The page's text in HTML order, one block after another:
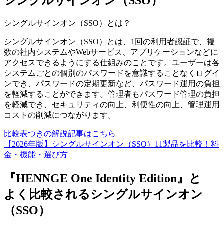
シングルサインオン（SSO） とは？
シングルサインオン（SSO）とは、1回の利用者認証で、複
数の社内システムやWebサービス、アプリケーションなどに
アクセスできるようにする仕組みのことです。ユーザーは各
システムごとの個別のパスワードを意識することなくログイ
ンでき、パスワードの定期更新など、パスワード運用の負担
を軽減することができます。管理者もパスワード管理の負担
を軽減でき、セキュリティの向上、利便性の向上、管理運用
コストの削減につながります。
比較表つきの解説記事はこちら
【2026年版】シングルサインオン（SSO）11製品を比較！料
金・機能・選び方
『HENNGE One Identity Edition』と
よく比較されるシングルサインオン
（SSO）